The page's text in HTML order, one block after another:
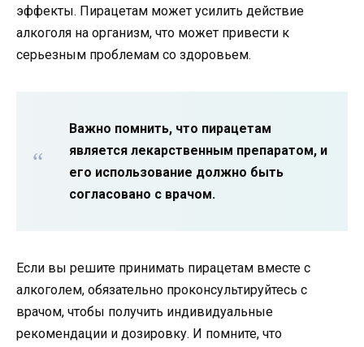
эффекты. Пирацетам может усилить действие
алкоголя на организм, что может привести к
серьезным проблемам со здоровьем.
Важно помнить, что пирацетам
является лекарственным препаратом, и
его использование должно быть
согласовано с врачом.
Если вы решите принимать пирацетам вместе с
алкоголем, обязательно проконсультируйтесь с
врачом, чтобы получить индивидуальные
рекомендации и дозировку. И помните, что